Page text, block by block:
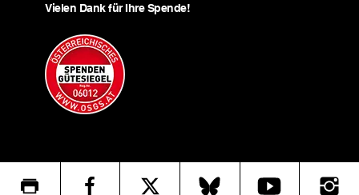
Vielen Dank für Ihre Spende!